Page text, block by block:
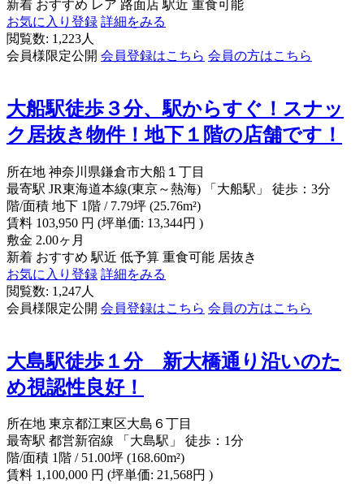
新着 おすすめ レア 路面店 駅近 重食可能
お気に入り登録 詳細をみる
閲覧数: 1,223人
会員様限定公開 会員登録はこちら 会員の方はこちら
大船駅徒歩３分、駅からすぐ！スナッ
ク居抜き物件！地下１階の店舗です！
所在地 神奈川県鎌倉市大船１丁目
最寄駅 JR東海道本線(東京～熱海) 「大船駅」 徒歩：3分
階/面積 地下 1階 / 7.79坪 (25.76m²)
賃料 103,950 円 (坪単価: 13,344円 )
敷金 2.00ヶ月
新着 おすすめ 駅近 低予算 重食可能 居抜き
お気に入り登録 詳細をみる
閲覧数: 1,247人
会員様限定公開 会員登録はこちら 会員の方はこちら
大島駅徒歩１分 新大橋通り沿いのた
め視認性良好！
所在地 東京都江東区大島６丁目
最寄駅 都営新宿線 「大島駅」 徒歩：1分
階/面積 1階 / 51.00坪 (168.60m²)
賃料 1,100,000 円 (坪単価: 21,568円 )